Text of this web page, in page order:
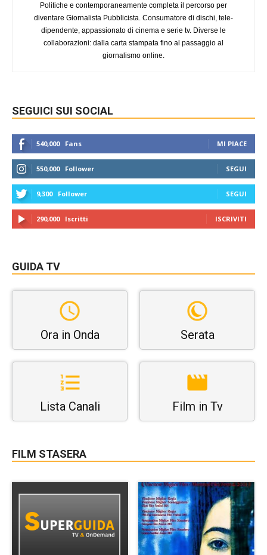
Politiche e contemporaneamente completa il percorso per
diventare Giornalista Pubblicista. Consumatore di dischi, tele-
dipendente, appassionato di cinema e serie tv. Diverse le
collaborazioni: dalla carta stampata fino al passaggio al
giornalismo online.
SEGUICI SUI SOCIAL
540,000 Fans MI PIACE
550,000 Follower SEGUI
9,300 Follower SEGUI
290,000 Iscritti ISCRIVITI
GUIDA TV
Ora in Onda Serata
Lista Canali Film in Tv
FILM STASERA